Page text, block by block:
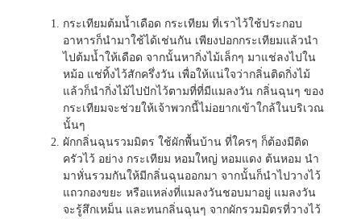
กระเทียมต้มน้ำเดือด กระเทียม ที่เราไว้ใช้ประกอบ
อาหารก็นำมาใช้ได้เช่นกัน เพียงปอกกระเทียมแล้วนำ
ไปต้มน้ำให้เดือด จากนั้นหากิ่งไม้เล็กๆ มาแช่ลงไปใน
หม้อ แช่ทิ้งไว้สักครึ่งวัน เพื่อให้แน่ใจว่ากลิ่นติดกิ่งไม้
แล้วก็นำกิ่งไม้ไปปักไว้ตามที่ที่มีแมลงวัน กลิ่นฉุนๆ ของ
กระเทียมจะช่วยให้เจ้าพวกนี้ไม่อยากเข้าใกล้ในบริเวณ
นั้นๆ
ผักกลิ่นฉุนรวมมิตร ใช้ผักพื้นบ้าน ที่ใครๆ ก็ต้องมีติด
ครัวไว้ อย่าง กระเทียม หอมใหญ่ หอมแดง ต้นหอม นำ
มาหั่นรวมกันให้มีกลิ่นฉุนออกมา จากนั้นก็นำไปวางไว้
แถวกองขยะ หรือแหล่งที่แมลงวันชอบมาอยู่ แมลงวัน
จะรู้สึกเหม็น และทนกลิ่นฉุนๆ จากผักรวมมิตรที่วางไว้